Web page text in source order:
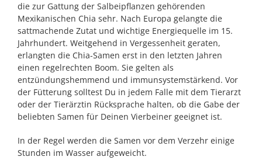
die zur Gattung der Salbeipflanzen gehörenden
Mexikanischen Chia sehr. Nach Europa gelangte die
sattmachende Zutat und wichtige Energiequelle im 15.
Jahrhundert. Weitgehend in Vergessenheit geraten,
erlangten die Chia-Samen erst in den letzten Jahren
einen regelrechten Boom. Sie gelten als
entzündungshemmend und immunsystemstärkend. Vor
der Fütterung solltest Du in jedem Falle mit dem Tierarzt
oder der Tierärztin Rücksprache halten, ob die Gabe der
beliebten Samen für Deinen Vierbeiner geeignet ist.
In der Regel werden die Samen vor dem Verzehr einige
Stunden im Wasser aufgeweicht.